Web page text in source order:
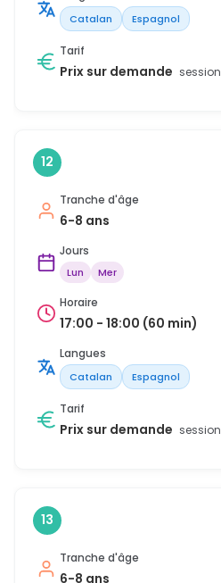
Catalan Espagnol
Tarif
Prix sur demande session
12
Tranche d'âge
6-8 ans
Jours
Lun Mer
Horaire
17:00 - 18:00 (60 min)
Langues
Catalan Espagnol
Tarif
Prix sur demande session
13
Tranche d'âge
6-8 ans